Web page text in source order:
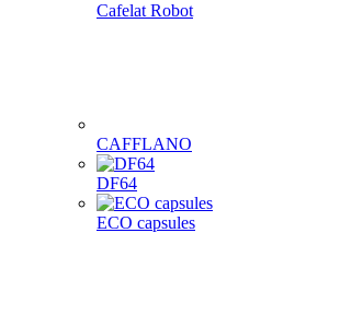
Cafelat Robot
CAFFLANO
DF64
ECO capsules